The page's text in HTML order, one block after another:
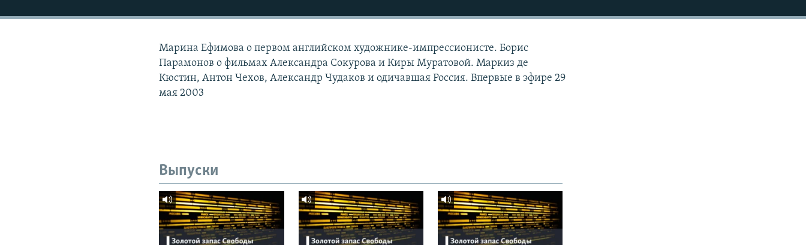
Марина Ефимова о первом английском художнике-импрессионисте. Борис
Парамонов о фильмах Александра Сокурова и Киры Муратовой. Маркиз де
Кюстин, Антон Чехов, Александр Чудаков и одичавшая Россия. Впервые в эфире 29
мая 2003
Выпуски